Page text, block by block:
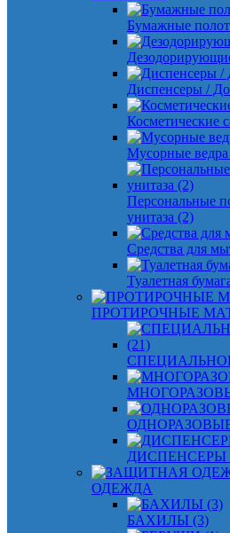
Бумажные
Диспенсеры /
Косметические
Мусорные
Персональные
унитаза (2)
Средства для
Туалетная
ПРОТИРОЧНЫЕ
ОДНОРАЗОВЫЕ
ДИСПЕНСЕРЫ
ОДЕЖДА
БАХИЛЫ (3)